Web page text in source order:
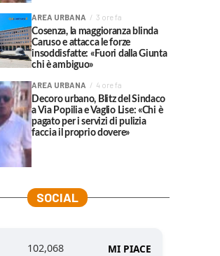
AREA URBANA 3 ore fa
Cosenza, la maggioranza blinda
Caruso e attacca le forze
insoddisfatte: «Fuori dalla Giunta
chi è ambiguo»
AREA URBANA 4 ore fa
Decoro urbano, Blitz del Sindaco
a Via Popilia e Vaglio Lise: «Chi è
pagato per i servizi di pulizia
faccia il proprio dovere»
SOCIAL
102,068 MI PIACE